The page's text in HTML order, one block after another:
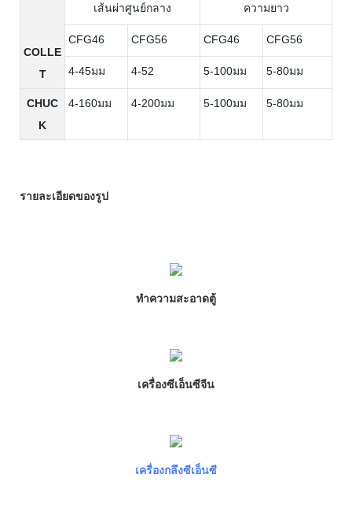
COLLE
T
เส้นผ่าศูนย์กลาง ความยาว
CFG46 CFG56 CFG46 CFG56
4-45มม 4-52 5-100มม 5-80มม
CHUC
K
4-160มม 4-200มม 5-100มม 5-80มม
รายละเอียดของรูป
ทำความสะอาดตู้
เครื่องซีเอ็นซีจีน
เครื่องกลึงซีเอ็นซี